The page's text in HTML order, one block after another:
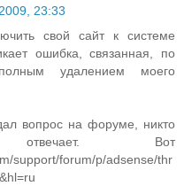
23:33
свой сайт к системе
ошибка, связанная, по
удалением моего
вопрос на форуме, никто
Вот
support/forum/p/adsense/thr